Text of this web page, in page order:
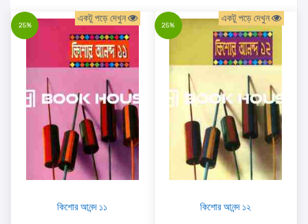
25%
একটু পড়ে দেখুন
কিশোর আনন্দ ১১
25%
একটু পড়ে দেখুন
কিশোর আনন্দ ১২